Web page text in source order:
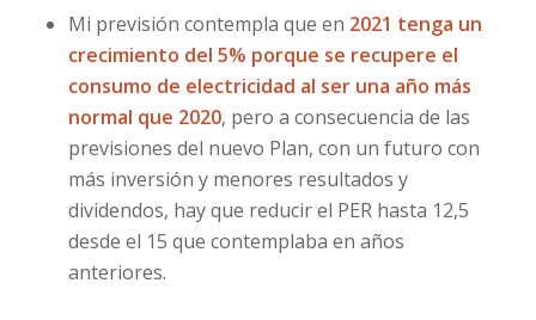
Mi previsión contempla que en 2021 tenga un
crecimiento del 5% porque se recupere el
consumo de electricidad al ser una año más
normal que 2020, pero a consecuencia de las
previsiones del nuevo Plan, con un futuro con
más inversión y menores resultados y
dividendos, hay que reducir el PER hasta 12,5
desde el 15 que contemplaba en años
anteriores.